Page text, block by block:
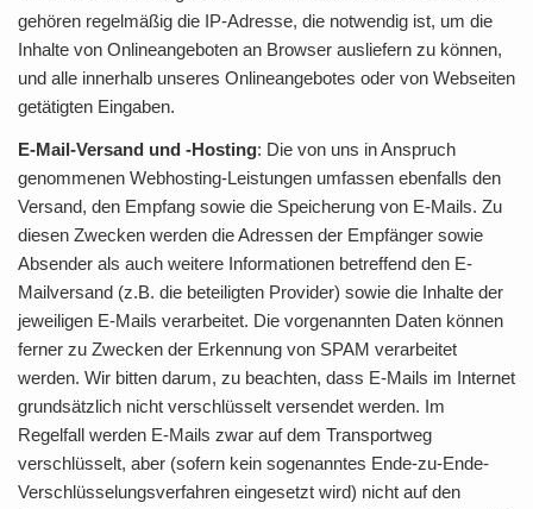
gehören regelmäßig die IP-Adresse, die notwendig ist, um die
Inhalte von Onlineangeboten an Browser ausliefern zu können,
und alle innerhalb unseres Onlineangebotes oder von Webseiten
getätigten Eingaben.
E-Mail-Versand und -Hosting: Die von uns in Anspruch
genommenen Webhosting-Leistungen umfassen ebenfalls den
Versand, den Empfang sowie die Speicherung von E-Mails. Zu
diesen Zwecken werden die Adressen der Empfänger sowie
Absender als auch weitere Informationen betreffend den E-
Mailversand (z.B. die beteiligten Provider) sowie die Inhalte der
jeweiligen E-Mails verarbeitet. Die vorgenannten Daten können
ferner zu Zwecken der Erkennung von SPAM verarbeitet
werden. Wir bitten darum, zu beachten, dass E-Mails im Internet
grundsätzlich nicht verschlüsselt versendet werden. Im
Regelfall werden E-Mails zwar auf dem Transportweg
verschlüsselt, aber (sofern kein sogenanntes Ende-zu-Ende-
Verschlüsselungsverfahren eingesetzt wird) nicht auf den